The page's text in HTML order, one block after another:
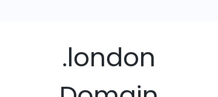
.london